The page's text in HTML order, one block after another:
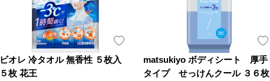
ビオレ 冷タオル 無香性 ５枚入
５枚 花王
matsukiyo ボディシート 厚手
タイプ せっけんクール ３６枚